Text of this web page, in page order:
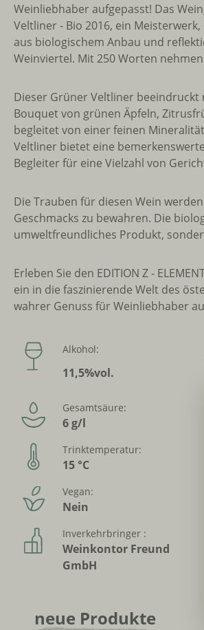
Weinliebhaber aufgepasst! Das
Veltliner - Bio 2016, ein
aus biologischem Anbau und
Weinviertel. Mit 250 Worten
Dieser Grüner Veltliner
Bouquet von grünen Äpfeln,
begleitet von einer feinen
Veltliner bietet eine
Begleiter für eine Vielzahl von
Die Trauben für diesen Wein
Geschmacks zu bewahren. Die
umweltfreundliches Produkt,
Erleben Sie den EDITION Z -
ein in die faszinierende Welt des
wahrer Genuss für Weinliebhaber
Alkohol:
11,5%vol.
Gesamtsäure:
6 g/l
Trinktemperatur:
15 °C
Vegan:
Nein
Inverkehrbringer :
Weinkontor Freund
GmbH
Produktgalerie überspringen
neue Produkte